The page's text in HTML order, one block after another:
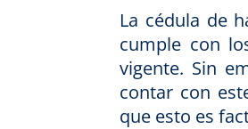
La cédula de
cumple con
vigente. Sin
contar con
que esto es